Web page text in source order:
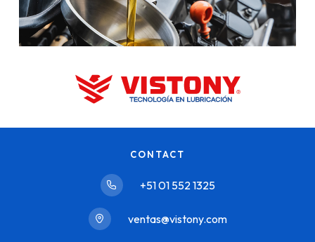
CONTACT
+51 01 552 1325
ventas@vistony.com